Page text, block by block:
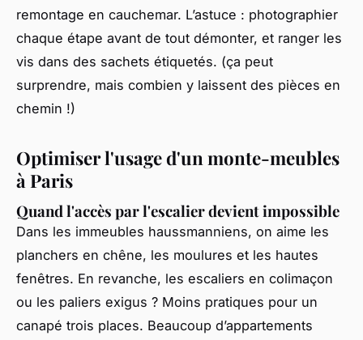
remontage en cauchemar. L’astuce : photographier
chaque étape avant de tout démonter, et ranger les
vis dans des sachets étiquetés. (ça peut
surprendre, mais combien y laissent des pièces en
chemin !)
Optimiser l'usage d'un monte-meubles
à Paris
Quand l'accès par l'escalier devient impossible
Dans les immeubles haussmanniens, on aime les
planchers en chêne, les moulures et les hautes
fenêtres. En revanche, les escaliers en colimaçon
ou les paliers exigus ? Moins pratiques pour un
canapé trois places. Beaucoup d’appartements